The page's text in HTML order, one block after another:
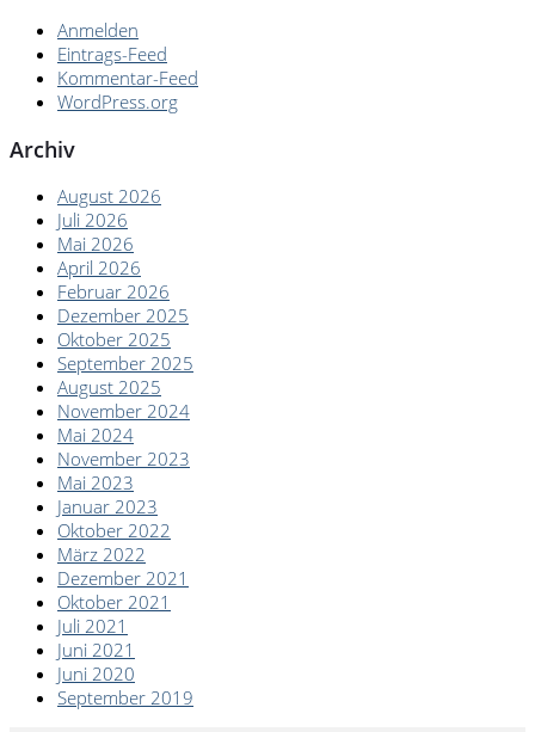
Anmelden
Eintrags-Feed
Kommentar-Feed
WordPress.org
Archiv
August 2026
Juli 2026
Mai 2026
April 2026
Februar 2026
Dezember 2025
Oktober 2025
September 2025
August 2025
November 2024
Mai 2024
November 2023
Mai 2023
Januar 2023
Oktober 2022
März 2022
Dezember 2021
Oktober 2021
Juli 2021
Juni 2021
Juni 2020
September 2019